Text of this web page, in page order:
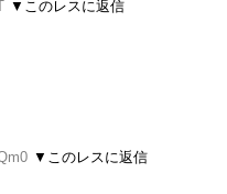
▼このレスに返信
▼このレスに返信